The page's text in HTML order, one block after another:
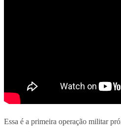
Essa é a primeira operação militar